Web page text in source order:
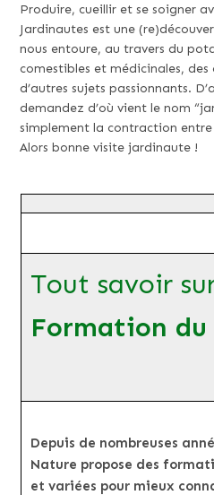
Produire, cueillir et se soigner
Jardinautes est une
nous entoure, au travers du
comestibles et médicinales,
d’autres sujets passionnants.
demandez d’où vient le nom
simplement la contraction
Alors bonne visite jardinaute !
Tout savoir
Formation du
Depuis de nombreuses
Nature propose des
et variées pour mieux